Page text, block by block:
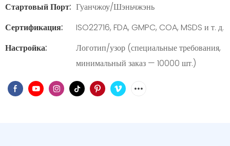
Стартовый Порт: Гуанчжоу/Шэньчжэнь
Сертификация:
ISO22716, FDA, GMPC, COA, MSDS и т. д.
Настройка:
Логотип/узор (специальные требования,
минимальный заказ — 10000 шт.)